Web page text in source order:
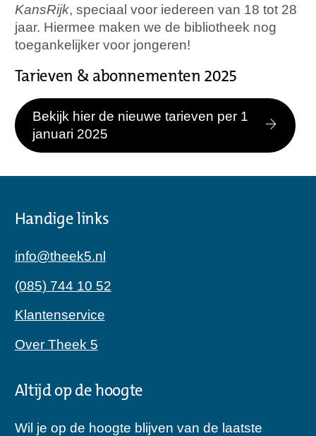
KansRijk, speciaal voor iedereen van 18 tot 28
jaar. Hiermee maken we de bibliotheek nog
toegankelijker voor jongeren!
Tarieven & abonnementen 2025
Bekijk hier de nieuwe tarieven per 1
januari 2025
Handige links
info@theek5.nl
(085) 744 10 52
Klantenservice
Over Theek 5
Altijd op de hoogte
Wil je op de hoogte blijven van de laatste